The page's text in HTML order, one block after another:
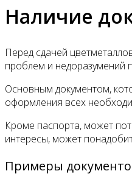
Наличие
Перед сдачей
проблем и недоразумений
Основным документом,
оформления всех
Кроме паспорта, может
интересы, может
Примеры